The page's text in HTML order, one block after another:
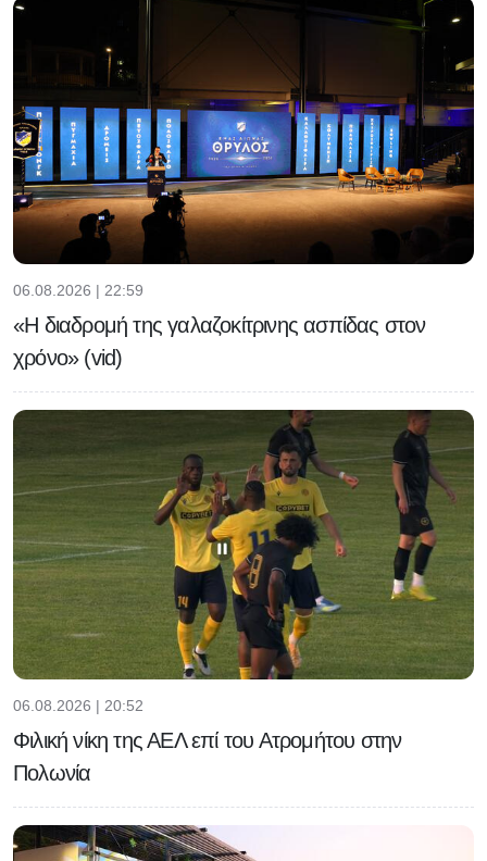
06.08.2026 | 22:59
«Η διαδρομή της γαλαζοκίτρινης ασπίδας στον
χρόνο» (vid)
06.08.2026 | 20:52
Φιλική νίκη της ΑΕΛ επί του Ατρομήτου στην
Πολωνία